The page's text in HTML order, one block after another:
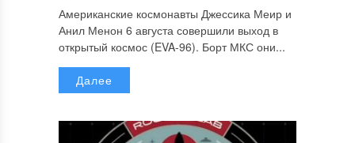
Американские космонавты Джессика Меир и
Анил Менон 6 августа совершили выход в
открытый космос (EVA-96). Борт МКС они...
Далее